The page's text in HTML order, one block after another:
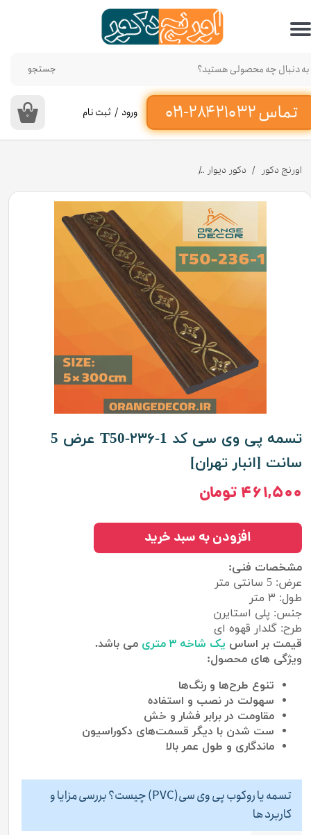
تماس ۳۲ ۲۱۰ ۲۸۴-۰۲۱‌
جستجو
۰ ورود / ثبت نام
حساب کاربری من
تغییر گذر واژه
سفارشات
خروج از حساب کاربری
اورنج دکور دکور دیوار
تسمه پی وی سی کد T50-۲۳۶-1 عرض 5
سانت [انبار تهران]
۴۶۱,۵۰۰ تومان
مشخصات فنی:
عرض: 5 سانتی متر
طول: ۳ متر
جنس: پلی استایرن
طرح: گلدار قهوه ای
قیمت بر اساس یک شاخه ۳ متری
می باشد.
ویژگی های محصول:
تنوع طرح‌ها و رنگ‌ها
سهولت در نصب و استفاده
مقاومت در برابر فشار و خش
ست شدن با دیگر قسمت‌های دکوراسیون
ماندگاری و طول عمر بالا
افزودن به سبد خرید
تسمه یا روکوب پی وی سی(PVC) چیست؟ بررسی مزایا و
کاربرد ها